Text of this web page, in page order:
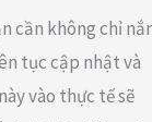
cần không chỉ
tục cập nhật và
vào thực tế sẽ